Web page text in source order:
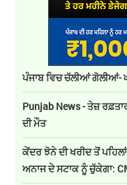
ਪੰਜਾਬ ਵਿਚ ਚੱਲੀਆਂ ਗੋਲੀਆਂ-
Punjab News - ਤੇਜ਼
ਦੀ ਮੌਤ
ਕੇਂਦਰ ਝੋਨੇ ਦੀ ਖਰੀਦ ਤੋਂ
ਅਨਾਜ ਦੇ ਸਟਾਕ ਨੂੰ ਚੁੱਕੇਗਾ: